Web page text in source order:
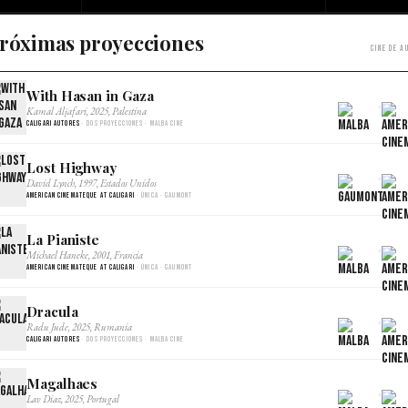
proyecciones Cine de
With Hasan in Gaza
Kamal Aljafari, 2025, Palestina
Caligari Autores · Dos proyecciones · Malba Cine
×
Lost Highway
David Lynch, 1997, Estados Unidos
American Cinemateque at Caligari · Única · Gaumont
×
La Pianiste
Michael Haneke, 2001, Francia
American Cinemateque at Caligari · Única · Gaumont
×
Dracula
Radu Jude, 2025, Rumania
Caligari Autores · Dos proyecciones · Malba Cine
×
Magalhaes
Lav Diaz, 2025, Portugal ×